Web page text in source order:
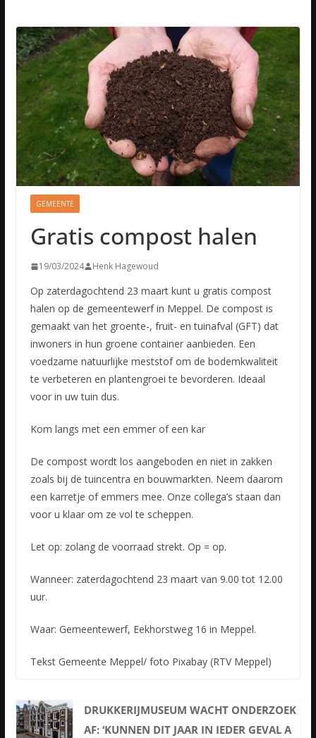
GEMEENTE
Gratis compost halen
19/03/2024 Henk Hagewoud
Op zaterdagochtend 23 maart kunt u gratis compost
halen op de gemeentewerf in Meppel. De compost is
gemaakt van het groente-, fruit- en tuinafval (GFT) dat
inwoners in hun groene container aanbieden. Een
voedzame natuurlijke meststof om de bodemkwaliteit
te verbeteren en plantengroei te bevorderen. Ideaal
voor in uw tuin dus.
Kom langs met een emmer of een kar
De compost wordt los aangeboden en niet in zakken
zoals bij de tuincentra en bouwmarkten. Neem daarom
een karretje of emmers mee. Onze collega’s staan dan
voor u klaar om ze vol te scheppen.
Let op: zolang de voorraad strekt. Op = op.
Wanneer: zaterdagochtend 23 maart van 9.00 tot 12.00
uur.
Waar: Gemeentewerf, Eekhorstweg 16 in Meppel.
Tekst Gemeente Meppel/ foto Pixabay (RTV Meppel)
DRUKKERIJMUSEUM WACHT ONDERZOEK
AF: ‘KUNNEN DIT JAAR IN IEDER GEVAL A